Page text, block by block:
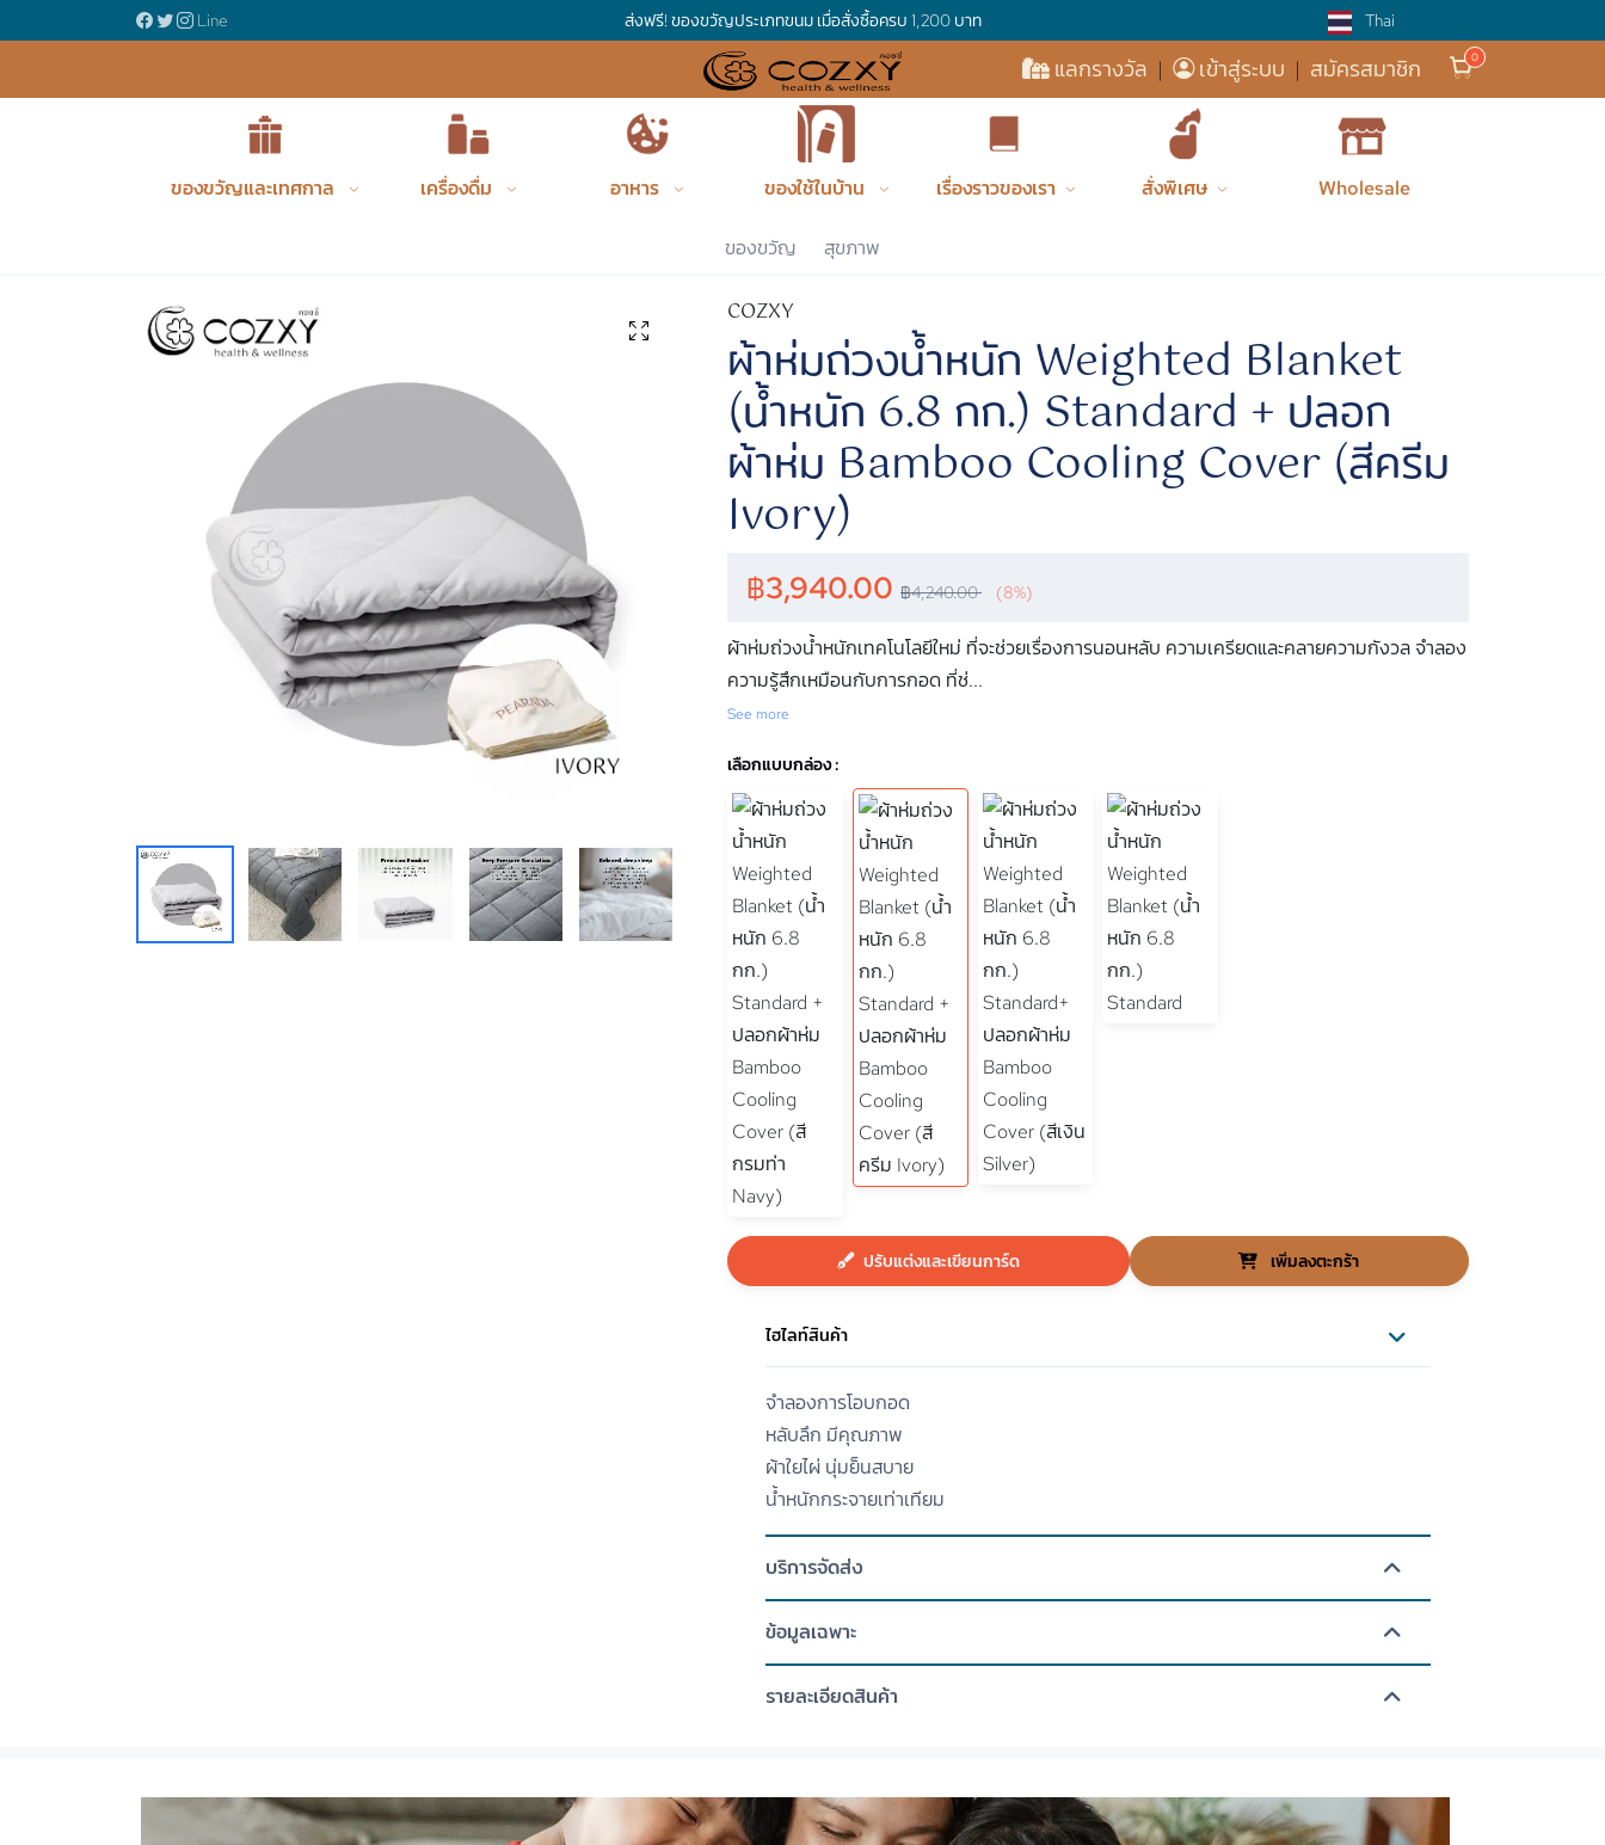
Line ส่งฟรี! ของขวัญประเภทขนม เมื่อสั่งซื้อครบ 1,200 บาท Thai
แลกรางวัล | เข้าสู่ระบบ | สมัครสมาชิก
ของขวัญและเทศกาล เครื่องดื่ม อาหาร ของใช้ในบ้าน เรื่องราวของเรา สั่งพิเศษ Wholesale
ของขวัญ สุขภาพ
COZXY
ผ้าห่มถ่วงน้ำหนัก Weighted Blanket
(น้ำหนัก 6.8 กก.) Standard + ปลอก
ผ้าห่ม Bamboo Cooling Cover (สีครีม
Ivory)
฿3,940.00 ฿4,240.00 (8%)
ผ้าห่มถ่วงน้ำหนักเทคโนโลยีใหม่ ที่จะช่วยเรื่องการนอนหลับ ความเครียดและคลายความกังวล จำลอง
ความรู้สึกเหมือนกับการกอด ที่ช่...
See more
เลือกแบบกล่อง :
ปรับแต่งและเขียนการ์ด เพิ่มลงตะกร้า
ไฮไลท์สินค้า
จำลองการโอบกอด
หลับลึก มีคุณภาพ
ผ้าใยไผ่ นุ่มย็นสบาย
น้ำหนักกระจายเท่าเทียม
บริการจัดส่ง
ข้อมูลเฉพาะ
รายละเอียดสินค้า